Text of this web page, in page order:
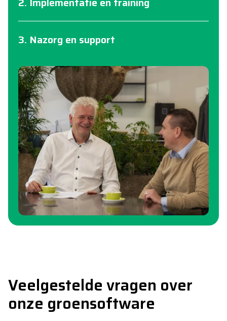
3. Nazorg en support
Veelgestelde vragen over
onze groensoftware